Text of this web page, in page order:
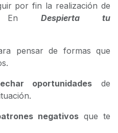
por fin la realización de
En Despierta tu
pensar de formas que
oportunidades de
negativos que te